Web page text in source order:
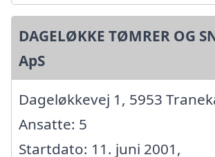
DAGELØKKE TØMRER OG
ApS
Dageløkkevej 1, 5953
Ansatte: 5
Startdato: 11. juni 2001,